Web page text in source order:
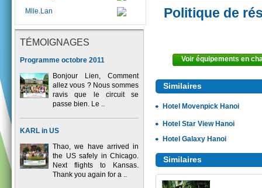
Mlle.Lan
TÉMOIGNAGES
Programme octobre 2011
Bonjour Lien, Comment
allez vous ? Nous sommes
ravis que le circuit se
passe bien. Le ..
KARL in US
Thao, we have arrived in
the US safely in Chicago.
Next flights to Kansas.
Thank you again for a ..
Politique de
Voir équipements en
Similaires
Hotel Movenpick Hanoi
Hotel Star View Hanoi
Hotel Galaxy Hanoi
Similaires